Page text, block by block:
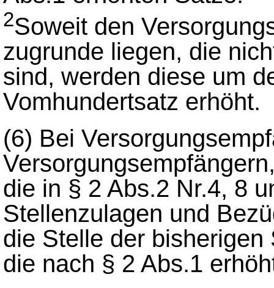
2Soweit den
zugrunde liegen, die
sind, werden diese um
Vomhundertsatz erhöht.
(6) Bei
die in § 2 Abs.2 Nr.4, 8
Stellenzulagen und
die Stelle der
die nach § 2 Abs.1